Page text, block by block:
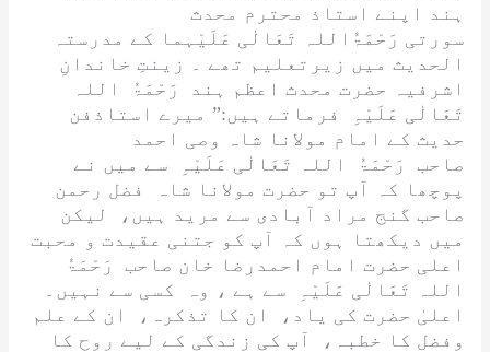
ہند اپنے استاذ محترم محدث
سورتی رَحْمَۃُاللہ تَعَالٰی عَلَیْہما کے مدرستہ
الحدیث میں زیرتعلیم تھے ۔ زینتِ خاندانِ
اشرفیہ حضرت محدث اعظم ہند
رَحْمَۃُ اللہ
تَعَالٰی عَلَیْہِ
فرماتے ہیں:” میرے استاذفن
حدیث کے امام مولانا شاہ وصی احمد
صاحب
رَحْمَۃُ اللہ تَعَالٰی عَلَیْہِ
سے میں نے
پوچھا کہ آپ تو حضرت مولانا شاہ فضل رحمن
صاحب گنج مراد آبادی سے مرید ہیں، لیکن
میں دیکھتا ہوں کہ آپ کو جتنی عقیدت و محبت
اعلی حضرت امام احمدرضا خان صاحب رَحْمَۃُ
اللہ تَعَالٰی عَلَیْہِ
سے ہے ، وہ کسی سے نہیں۔
اعلیٰ حضرت کی یاد، ان کا تذکرہ، ان کے علم
وفضل کا خطبہ، آپ کی زندگی کے لیے روح کا